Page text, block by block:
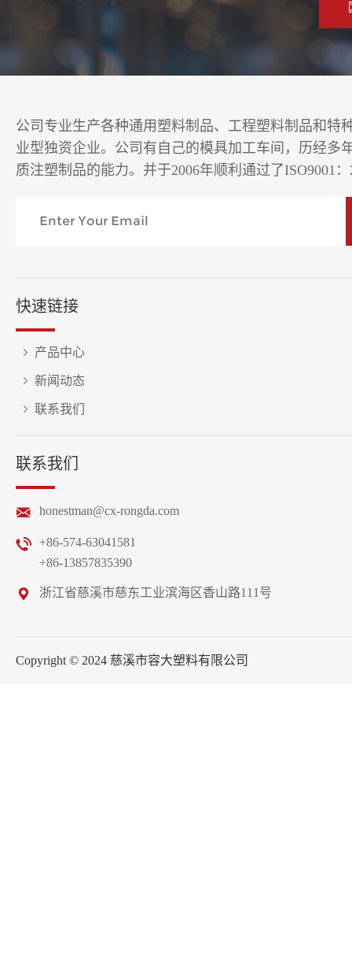
公司专业生产各种通用塑料制品、工程塑料制品和特
业型独资企业。公司有自己的模具加工车间，历经多
质注塑制品的能力。并于2006年顺利通过了ISO9001
快速链接
产品中心
新闻动态
联系我们
联系我们
honestman@cx-rongda.com
+86-574-63041581
+86-13857835390
浙江省慈溪市慈东工业滨海区香山路111号
Copyright © 2024 慈溪市容大塑料有限公司